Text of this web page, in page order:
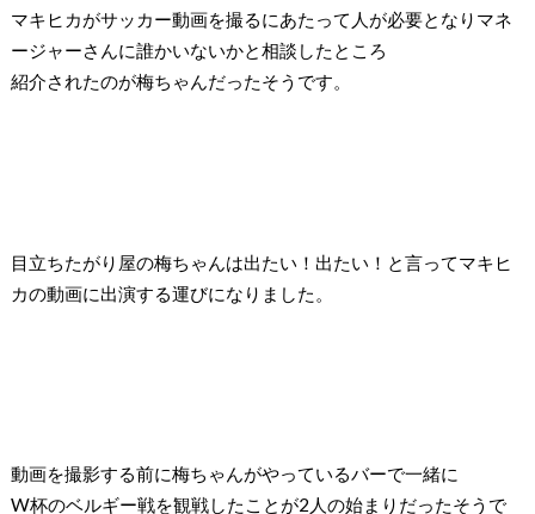
マキヒカがサッカー動画を撮るにあたって人が必要となりマネ
ージャーさんに誰かいないかと相談したところ
紹介されたのが梅ちゃんだったそうです。
目立ちたがり屋の梅ちゃんは出たい！出たい！と言ってマキヒ
カの動画に出演する運びになりました。
動画を撮影する前に梅ちゃんがやっているバーで一緒に
W杯のベルギー戦を観戦したことが2 人の始まりだったそうで